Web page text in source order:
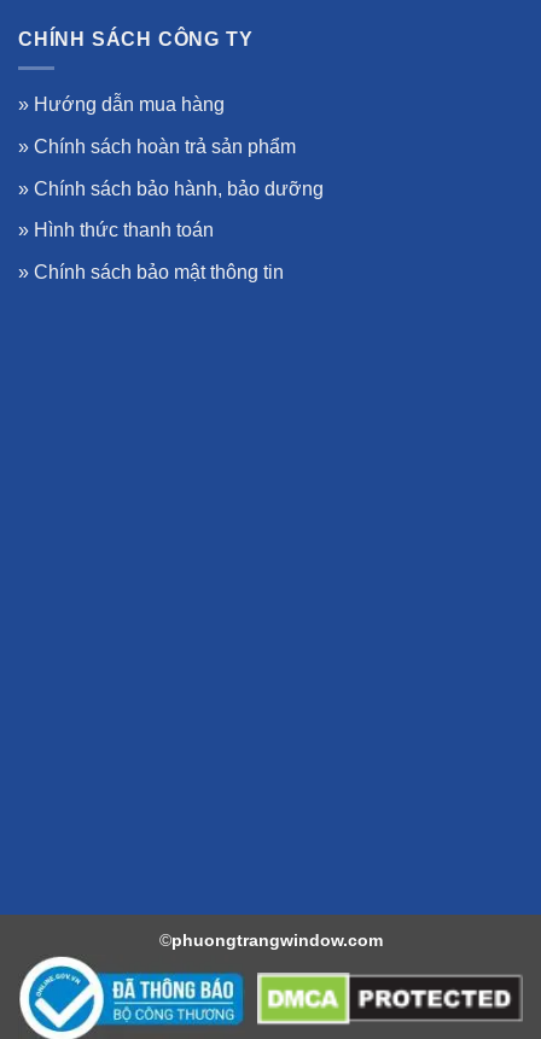
CHÍNH SÁCH CÔNG TY
» Hướng dẫn mua hàng
» Chính sách hoàn trả sản phẩm
» Chính sách bảo hành, bảo dưỡng
» Hình thức thanh toán
» Chính sách bảo mật thông tin
©phuongtrangwindow.com